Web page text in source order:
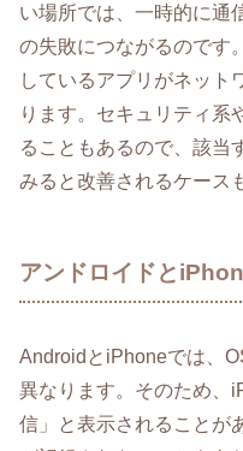
い場所では、一時的に通
の失敗につながるのです
しているアプリがネット
ります。セキュリティ系
ることもあるので、該当
みると改善されるケース
アンドロイドと
AndroidとiPhoneでは、
異なります。そのため、
信」と表示されることが